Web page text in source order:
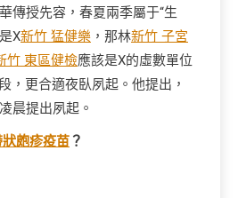
傳授先容，春夏兩季屬于“生
X新竹 猛健樂 ，那林新竹 子宮
竹 東區健檢應該是X的虛數單位
，更合適夜臥夙起。他提出，
晨提出夙起。
皰疹疫苗 ？